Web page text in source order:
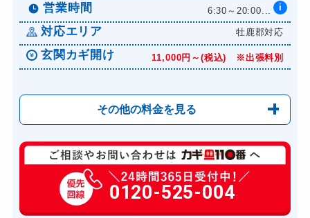
営業時間 6:30～20:00... i
対応エリア 牡鹿郡対応
玄関カギ開け 11,000円～(税込) ※出張料別
その他の料金を見る
玄関カギ複製 660円(税込)～
玄関カギ開け 11,000円～(税込)...
玄関カギ作成 14,300円～(税込)
0120-525-004